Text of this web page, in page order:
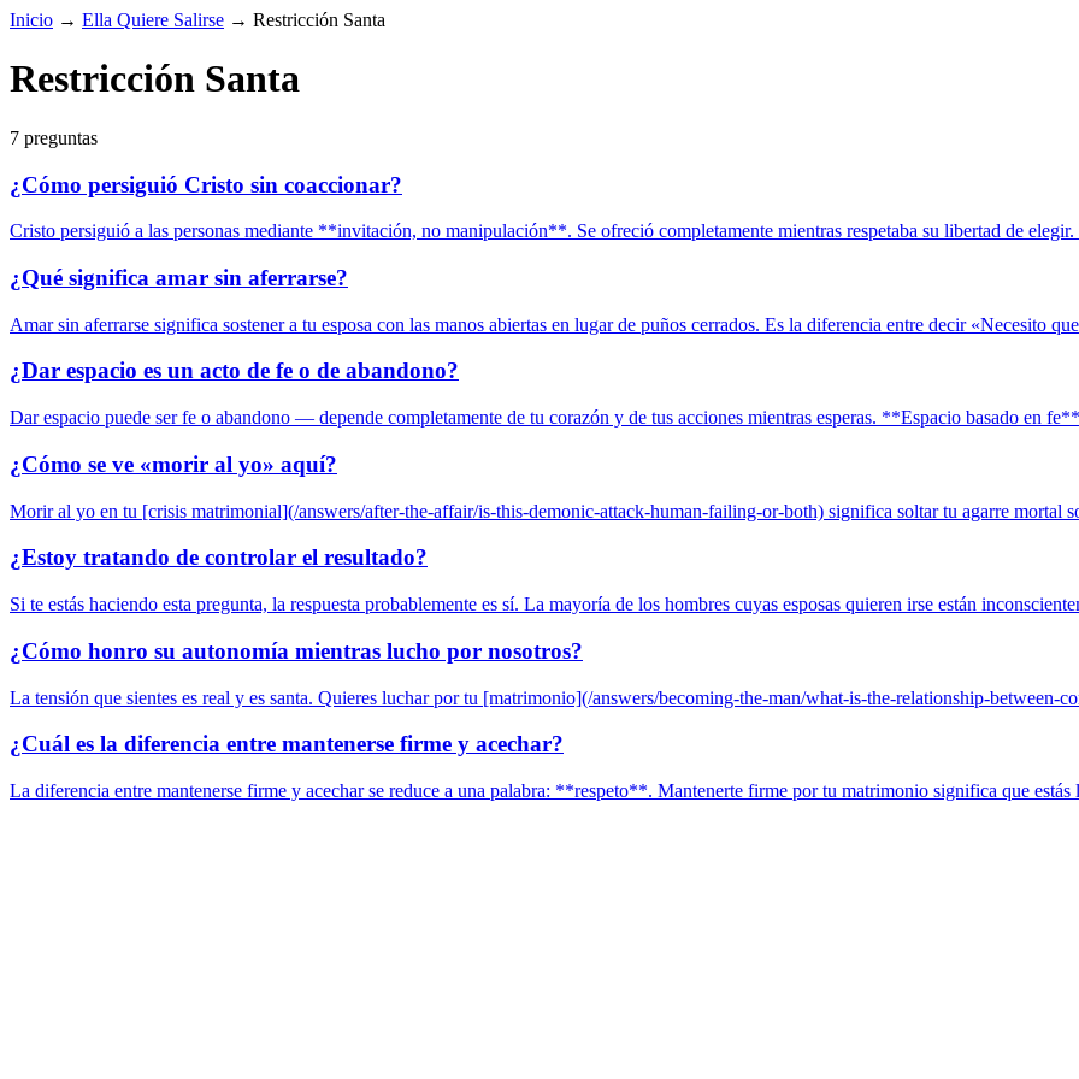
Inicio → Ella Quiere Salirse → Restricción Santa
Restricción Santa
7 preguntas
¿Cómo persiguió Cristo sin coaccionar?
Cristo persiguió a las personas mediante **invitación, no manipulación**. Se ofreció completamente mientras respetaba su libertad de elegir.
¿Qué significa amar sin aferrarse?
Amar sin aferrarse significa sostener a tu esposa con las manos abiertas en lugar de puños cerrados. Es la diferencia entre decir «Necesito
¿Dar espacio es un acto de fe o de abandono?
Dar espacio puede ser fe o abandono — depende completamente de tu corazón y de tus acciones mientras esperas. **Espacio basado en
¿Cómo se ve «morir al yo» aquí?
Morir al yo en tu [crisis matrimonial](/answers/after-the-affair/is-this-demonic-attack-human-failing-or-both) significa soltar tu agarre mortal
¿Estoy tratando de controlar el resultado?
Si te estás haciendo esta pregunta, la respuesta probablemente es sí. La mayoría de los hombres cuyas esposas quieren irse están
¿Cómo honro su autonomía mientras lucho por nosotros?
La tensión que sientes es real y es santa. Quieres luchar por tu [matrimonio](/answers/becoming-the-man/what-is-the-relationship-between-
¿Cuál es la diferencia entre mantenerse firme y acechar?
La diferencia entre mantenerse firme y acechar se reduce a una palabra: **respeto**. Mantenerte firme por tu matrimonio significa que estás